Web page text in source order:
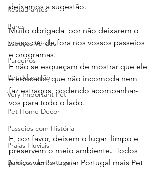
Restaurantes
Bares
Espaços Verdes
Parceiros
Pet educação
Very Important Pet
Pet Home Decor
Passeios com História
Praias Fluviais
Baloiços de Portugal
deixamos a sugestão.
Muito obrigada  por não deixarem o
vosso pet de fora nos vossos passeios
e programas.
E não se esqueçam de mostrar que ele
é educado, que não incomoda nem
faz estragos, podendo acompanhar-
vos para todo o lado.
E, por favor, deixem o lugar  limpo e
preservem o meio ambiente. Todos
juntos vamos tornar Portugal mais Pet